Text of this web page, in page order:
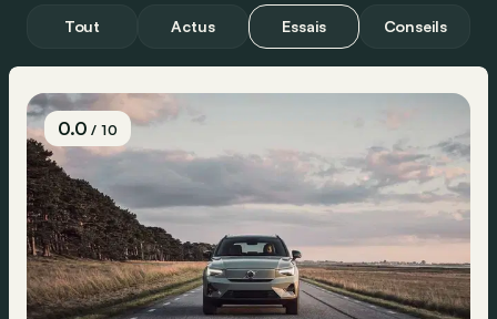
Tout Actus Essais Conseils
0.0/ 10